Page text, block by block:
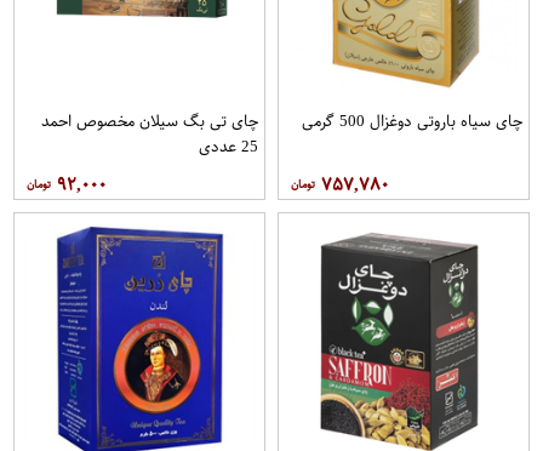
چای سیاه باروتی دوغزال 500 گرمی
۷۵۷,۷۸۰
چای تی بگ سیلان مخصوص احمد
25 عددی
۹۲,۰۰۰